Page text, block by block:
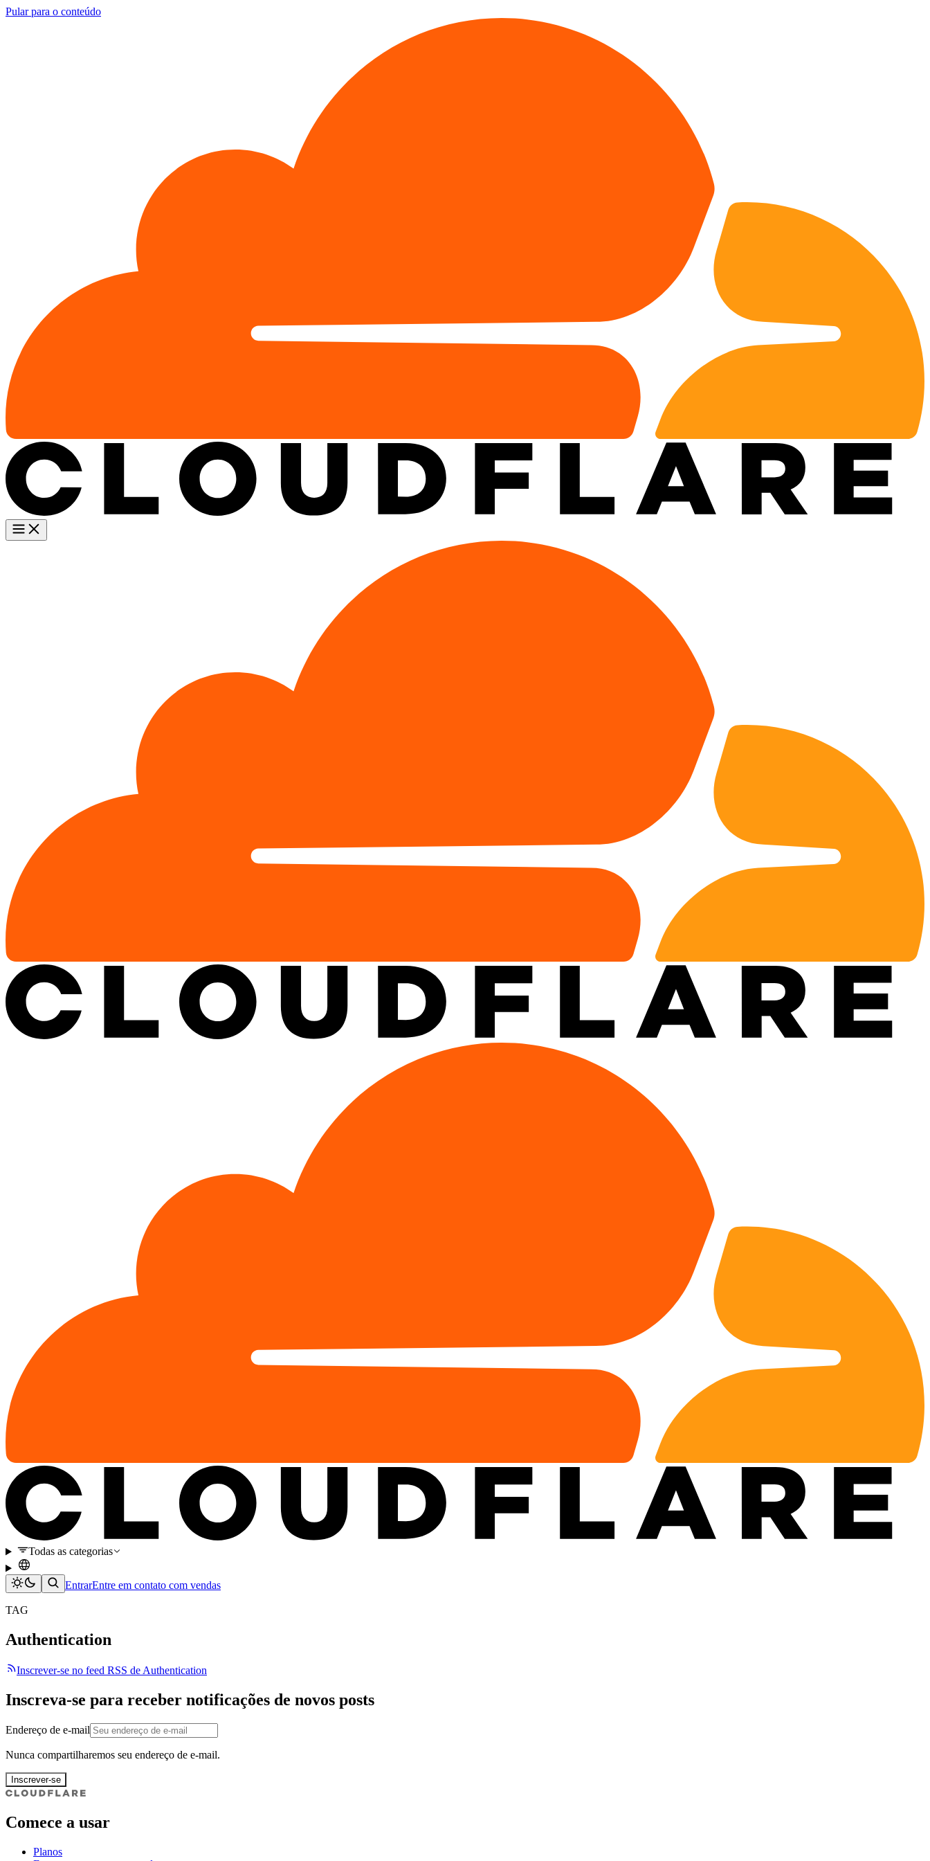
Pular para o conteúdo
Todas as categorias
EntrarEntre em contato com vendas
TAG
Authentication
Inscrever-se no feed RSS de Authentication
Inscreva-se para receber notificações de novos posts
Endereço de e-mail
Nunca compartilharemos seu endereço de e-mail.
Inscrever-se
Comece a usar
Planos